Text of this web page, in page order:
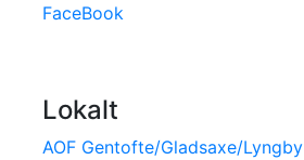
FaceBook
Lokalt
AOF Gentofte/Gladsaxe/Lyngby